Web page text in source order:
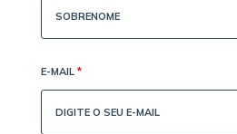
E-MAIL *